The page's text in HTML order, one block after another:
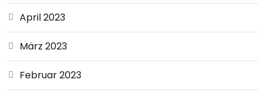
April 2023
März 2023
Februar 2023